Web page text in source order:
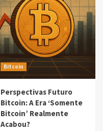
Bitcoin
Perspectivas Futuro
Bitcoin: A Era ‘Somente
Bitcoin’ Realmente
Acabou?